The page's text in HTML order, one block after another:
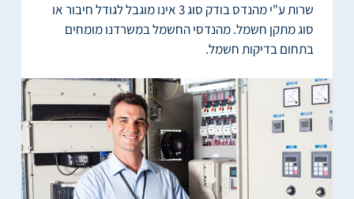
שרות ע"י מהנדס בודק סוג 3 אינו מוגבל לגודל חיבור או
סוג מתקן חשמל. מהנדסי החשמל במשרדנו מומחים
בתחום בדיקות חשמל.